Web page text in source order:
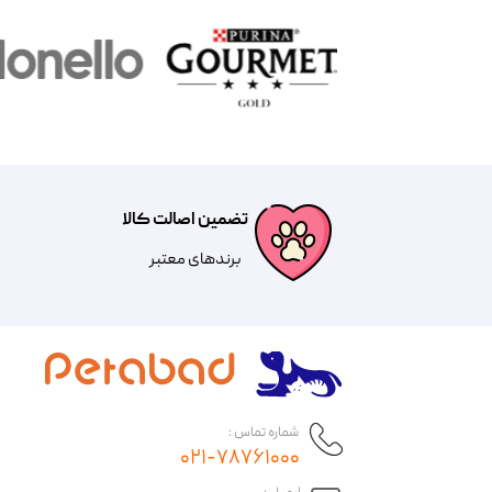
تضمین اصالت کالا
​​برندهای معتبر​​​​​​​
شماره تماس :
۰۲۱-۷۸۷۶۱۰۰۰